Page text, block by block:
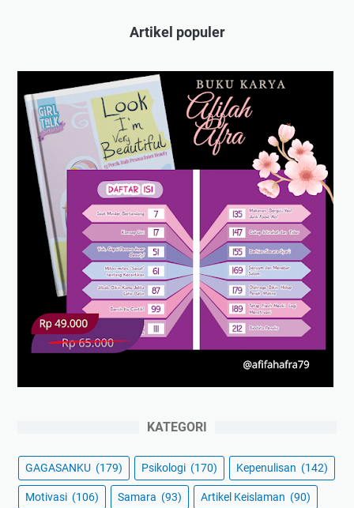
Artikel populer
KATEGORI
GAGASANKU (179) Psikologi (170) Kepenulisan (142)
Motivasi (106) Samara (93) Artikel Keislaman (90)